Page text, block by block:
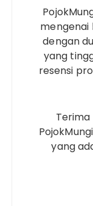
mengenai
dengan
yang
resensi
yang